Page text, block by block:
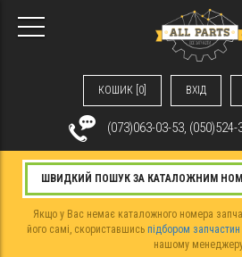
КОШИК [0] ВХIД
(073)063-03-53, (050)524-
Якщо у Вас немає каталожного номера
його самі, скориставшись підбором запчастин
нашому